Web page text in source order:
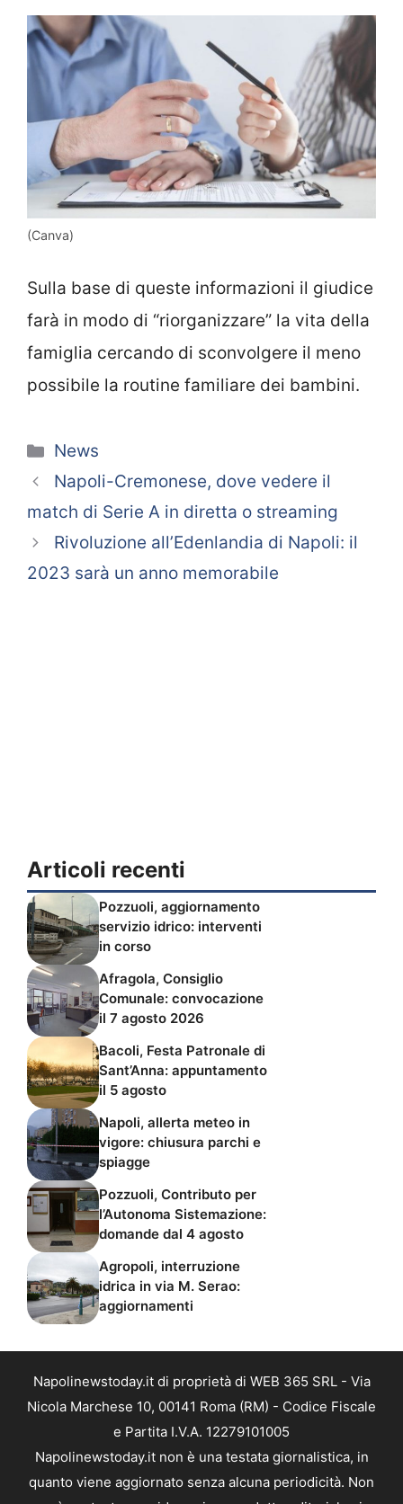
(Canva)
Sulla base di queste informazioni il giudice
farà in modo di “riorganizzare” la vita della
famiglia cercando di sconvolgere il meno
possibile la routine familiare dei bambini.
Categorie
News
Napoli-Cremonese, dove vedere il
match di Serie A in diretta o streaming
Rivoluzione all’Edenlandia di Napoli: il
2023 sarà un anno memorabile
Articoli recenti
Pozzuoli, aggiornamento
servizio idrico: interventi
in corso
Afragola, Consiglio
Comunale: convocazione
il 7 agosto 2026
Bacoli, Festa Patronale di
Sant’Anna: appuntamento
il 5 agosto
Napoli, allerta meteo in
vigore: chiusura parchi e
spiagge
Pozzuoli, Contributo per
l’Autonoma Sistemazione:
domande dal 4 agosto
Agropoli, interruzione
idrica in via M. Serao:
aggiornamenti
Napolinewstoday.it di proprietà di WEB 365 SRL - Via
Nicola Marchese 10, 00141 Roma (RM) - Codice Fiscale
e Partita I.V.A. 12279101005
Napolinewstoday.it non è una testata giornalistica, in
quanto viene aggiornato senza alcuna periodicità. Non